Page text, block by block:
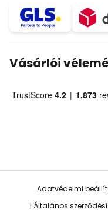
Vásárlói
Adatvédelmi
Általános